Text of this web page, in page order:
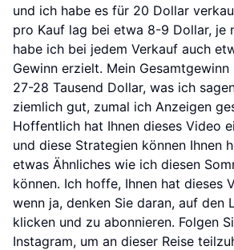
und ich habe es für 20 Dollar
pro Kauf lag bei etwa 8-9 Dollar, je
habe ich bei jedem Verkauf auch
Gewinn erzielt. Mein
27-28 Tausend Dollar, was ich
ziemlich gut, zumal ich Anzeigen
Hoffentlich hat Ihnen dieses Video
und diese Strategien können Ihnen
etwas Ähnliches wie ich diesen
können. Ich hoffe, Ihnen hat dieses
wenn ja, denken Sie daran, auf den
klicken und zu abonnieren. Folgen
Instagram, um an dieser Reise